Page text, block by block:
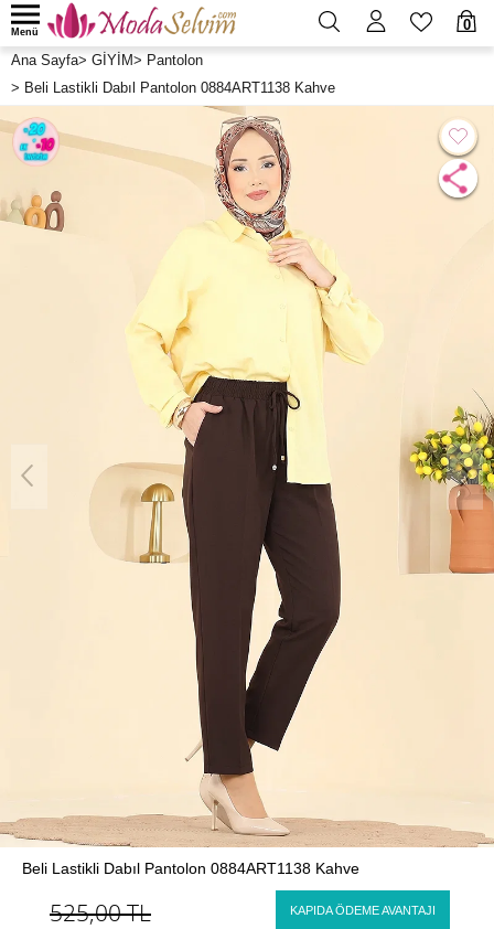
0
Menü
Ana Sayfa> GİYİM> Pantolon
> Beli Lastikli Dabıl Pantolon 0884ART1138 Kahve
Beli Lastikli Dabıl Pantolon 0884ART1138 Kahve
525,00TL KAPIDA ÖDEME AVANTAJI